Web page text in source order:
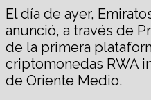
El día de ayer,
anunció, a través de
de la primera
criptomonedas RWA
de Oriente Medio.